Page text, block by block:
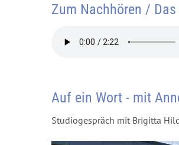
Zum Nachhören /
Auf ein Wort - mit
Studiogespräch mit Brigitta